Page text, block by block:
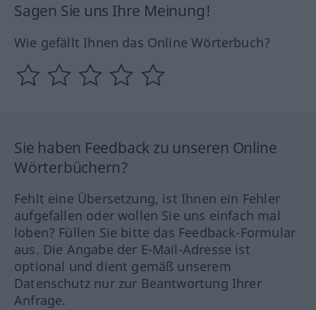
Sagen Sie uns Ihre Meinung!
Wie gefällt Ihnen das Online Wörterbuch?
Sie haben Feedback zu unseren Online
Wörterbüchern?
Fehlt eine Übersetzung, ist Ihnen ein Fehler
aufgefallen oder wollen Sie uns einfach mal
loben? Füllen Sie bitte das Feedback-Formular
aus. Die Angabe der E-Mail-Adresse ist
optional und dient gemäß unserem
Datenschutz nur zur Beantwortung Ihrer
Anfrage.